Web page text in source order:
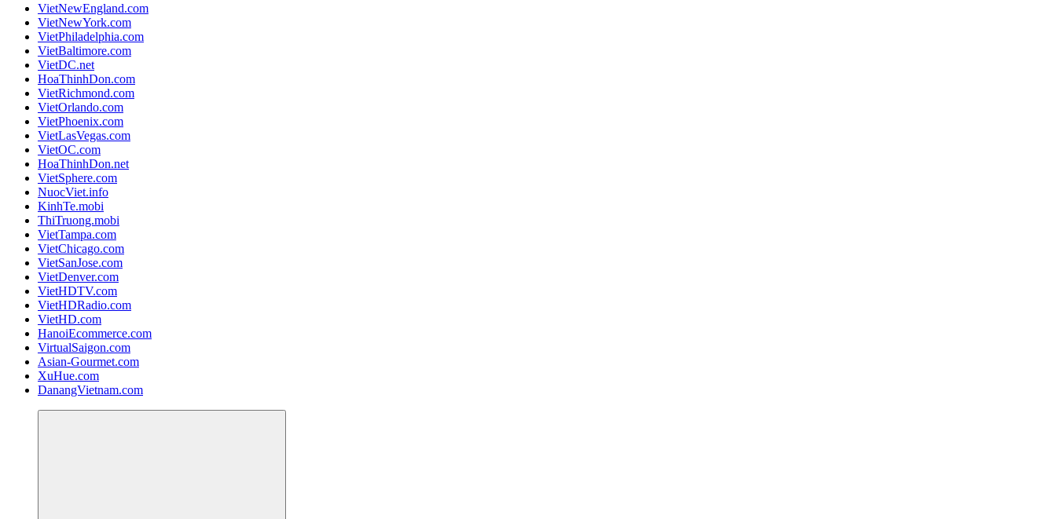
VietNewEngland.com
VietNewYork.com
VietPhiladelphia.com
VietBaltimore.com
VietDC.net
HoaThinhDon.com
VietRichmond.com
VietOrlando.com
VietPhoenix.com
VietLasVegas.com
VietOC.com
HoaThinhDon.net
VietSphere.com
NuocViet.info
KinhTe.mobi
ThiTruong.mobi
VietTampa.com
VietChicago.com
VietSanJose.com
VietDenver.com
VietHDTV.com
VietHDRadio.com
VietHD.com
HanoiEcommerce.com
VirtualSaigon.com
Asian-Gourmet.com
XuHue.com
DanangVietnam.com